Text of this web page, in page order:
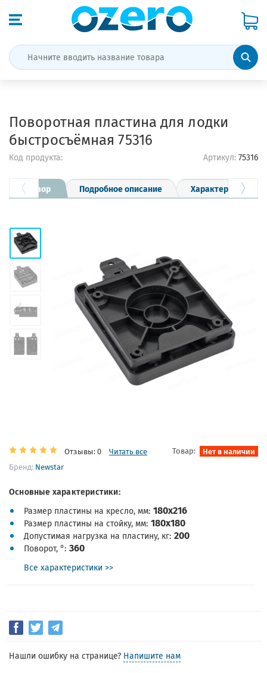
Поворотная пластина для лодки
быстросъёмная 75316
Код продукта: Артикул: 75316
Обзор Подробное описание Характеристики
Отзывы: 0 Читать все Товар: Нет в наличии
Бренд: Newstar
Основные характеристики:
Размер пластины на кресло, мм 180х216
Размер пластины на стойку, мм 180х180
Допустимая нагрузка на пластину, кг 200
Поворот, ° 360
Все характеристики >>
Нашли ошибку на странице? Напишите нам